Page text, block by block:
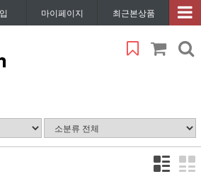
마이페이지 최근본상품